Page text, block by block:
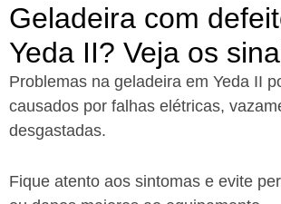
Geladeira com
Yeda II? Veja os
Problemas na geladeira em Yeda II
causados por falhas elétricas,
desgastadas.
Fique atento aos sintomas e evite